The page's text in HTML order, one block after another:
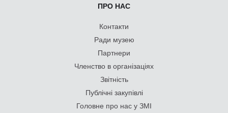
ПРО НАС
Контакти
Ради музею
Партнери
Членство в організаціях
Звітність
Публічні закупівлі
Головне про нас у ЗМІ